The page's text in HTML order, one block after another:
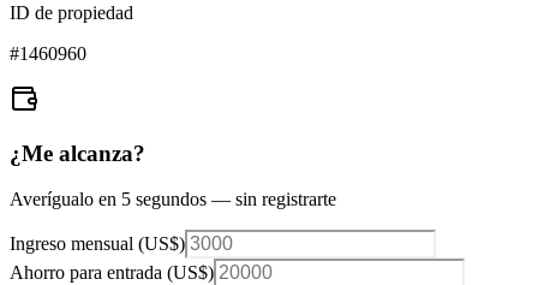
ID de propiedad
#1460960
¿Me alcanza?
Averígualo en 5 segundos — sin registrarte
Ingreso mensual (US$)
Ahorro para entrada (US$)